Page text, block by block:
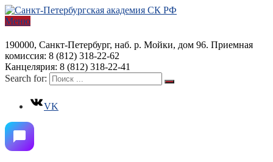
Меню
190000, Санкт-Петербург, наб. р. Мойки, дом 96. Приемная
комиссия: 8 (812) 318-22-62
Канцелярия: 8 (812) 318-22-41
Search for:
VK